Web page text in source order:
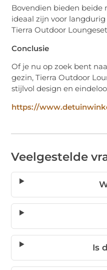
Bovendien bieden beide
ideaal zijn voor
Tierra Outdoor
Conclusie
Of je nu op zoek bent
gezin, Tierra Outdoor
stijlvol design en
https://
Veelgestelde
Is